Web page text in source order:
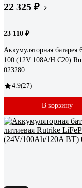
22 325 ₽
23 110 ₽
Аккумуляторная батарея
100 (12V 108A/H C20)
023280
4.9(27)
В корзину